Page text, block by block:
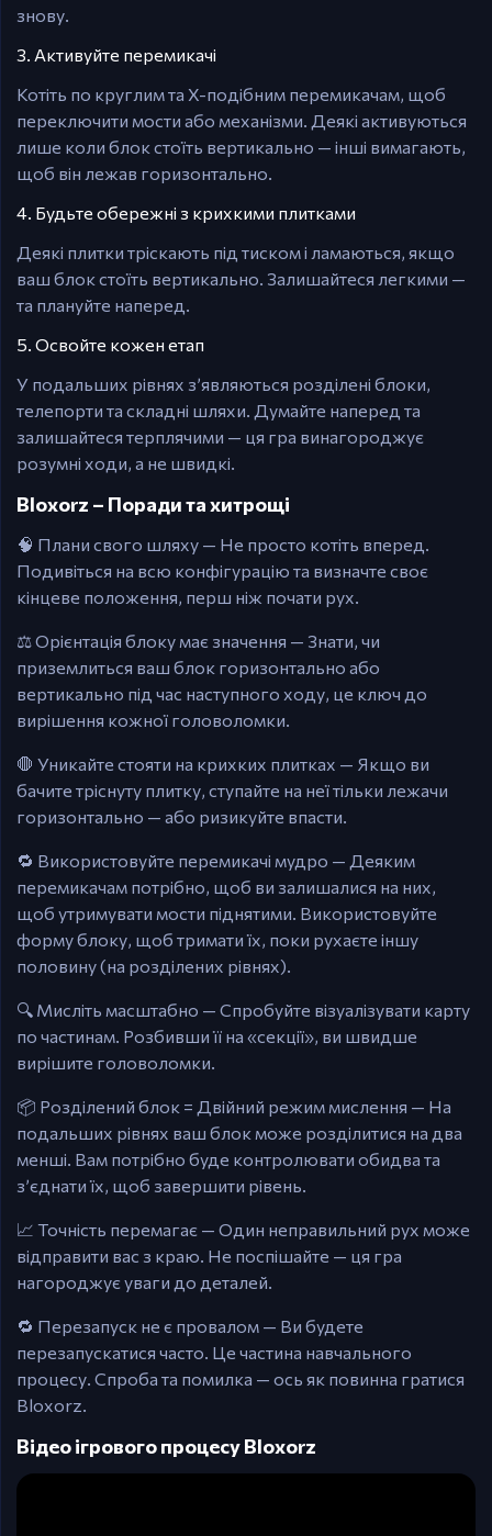
знову.
3. Активуйте перемикачі
Котіть по круглим та X-подібним перемикачам, щоб
переключити мости або механізми. Деякі активуються
лише коли блок стоїть вертикально — інші вимагають,
щоб він лежав горизонтально.
4. Будьте обережні з крихкими плитками
Деякі плитки тріскають під тиском і ламаються, якщо
ваш блок стоїть вертикально. Залишайтеся легкими —
та плануйте наперед.
5. Освойте кожен етап
У подальших рівнях з’являються розділені блоки,
телепорти та складні шляхи. Думайте наперед та
залишайтеся терплячими — ця гра винагороджує
розумні ходи, а не швидкі.
Bloxorz – Поради та хитрощі
🧠 Плани свого шляху — Не просто котіть вперед.
Подивіться на всю конфігурацію та визначте своє
кінцеве положення, перш ніж почати рух.
⚖️ Орієнтація блоку має значення — Знати, чи
приземлиться ваш блок горизонтально або
вертикально під час наступного ходу, це ключ до
вирішення кожної головоломки.
🛑 Уникайте стояти на крихких плитках — Якщо ви
бачите тріснуту плитку, ступайте на неї тільки лежачи
горизонтально — або ризикуйте впасти.
🔁 Використовуйте перемикачі мудро — Деяким
перемикачам потрібно, щоб ви залишалися на них,
щоб утримувати мости піднятими. Використовуйте
форму блоку, щоб тримати їх, поки рухаєте іншу
половину (на розділених рівнях).
🔍 Мисліть масштабно — Спробуйте візуалізувати карту
по частинам. Розбивши її на «секції», ви швидше
вирішите головоломки.
📦 Розділений блок = Двійний режим мислення — На
подальших рівнях ваш блок може розділитися на два
менші. Вам потрібно буде контролювати обидва та
з’єднати їх, щоб завершити рівень.
📈 Точність перемагає — Один неправильний рух може
відправити вас з краю. Не поспішайте — ця гра
нагороджує уваги до деталей.
🔁 Перезапуск не є провалом — Ви будете
перезапускатися часто. Це частина навчального
процесу. Спроба та помилка — ось як повинна гратися
Bloxorz.
Відео ігрового процесу Bloxorz